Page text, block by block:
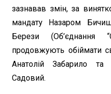
зазнавав змін, за
мандату Назаром
Берези (Об’єднання
продовжують обіймати
Анатолій Забарило
Садовий.